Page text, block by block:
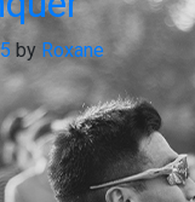
by Roxane